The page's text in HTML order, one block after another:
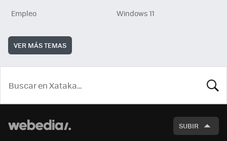
Empleo
Windows 11
VER MÁS TEMAS
SUBIR